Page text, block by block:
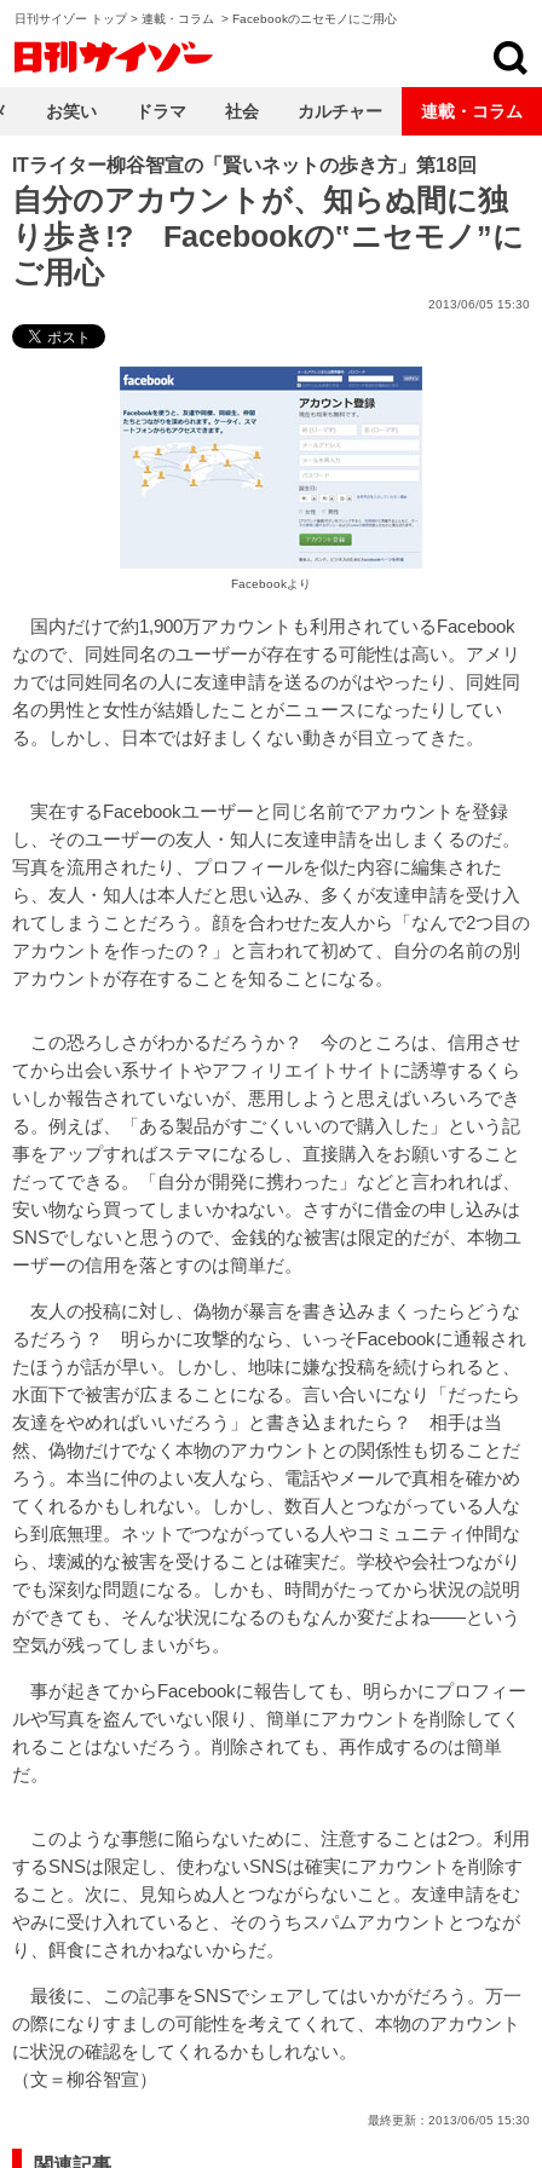
日刊サイゾー トップ> 連載・コラム > Facebookのニセモノにご用心
ITライター柳谷智宣の「賢いネットの歩き方」第18回
自分のアカウントが、知らぬ間に独
り歩き!? Facebookの‟ニセモノ”に
ご用心
2013/06/05 15:30
Facebookより
国内だけで約1,900万アカウントも利用されているFacebook
なので、同姓同名のユーザーが存在する可能性は高い。アメリ
カでは同姓同名の人に友達申請を送るのがはやったり、同姓同
名の男性と女性が結婚したことがニュースになったりしてい
る。しかし、日本では好ましくない動きが目立ってきた。
実在するFacebookユーザーと同じ名前でアカウントを登録
し、そのユーザーの友人・知人に友達申請を出しまくるのだ。
写真を流用されたり、プロフィールを似た内容に編集された
ら、友人・知人は本人だと思い込み、多くが友達申請を受け入
れてしまうことだろう。顔を合わせた友人から「なんで2つ目の
アカウントを作ったの？」と言われて初めて、自分の名前の別
アカウントが存在することを知ることになる。
この恐ろしさがわかるだろうか？ 今のところは、信用させ
てから出会い系サイトやアフィリエイトサイトに誘導するくら
いしか報告されていないが、悪用しようと思えばいろいろでき
る。例えば、「ある製品がすごくいいので購入した」という記
事をアップすればステマになるし、直接購入をお願いすること
だってできる。「自分が開発に携わった」などと言われれば、
安い物なら買ってしまいかねない。さすがに借金の申し込みは
SNSでしないと思うので、金銭的な被害は限定的だが、本物ユ
ーザーの信用を落とすのは簡単だ。
友人の投稿に対し、偽物が暴言を書き込みまくったらどうな
るだろう？ 明らかに攻撃的なら、いっそFacebookに通報され
たほうが話が早い。しかし、地味に嫌な投稿を続けられると、
水面下で被害が広まることになる。言い合いになり「だったら
友達をやめればいいだろう」と書き込まれたら？ 相手は当
然、偽物だけでなく本物のアカウントとの関係性も切ることだ
ろう。本当に仲のよい友人なら、電話やメールで真相を確かめ
てくれるかもしれない。しかし、数百人とつながっている人な
ら到底無理。ネットでつながっている人やコミュニティ仲間な
ら、壊滅的な被害を受けることは確実だ。学校や会社つながり
でも深刻な問題になる。しかも、時間がたってから状況の説明
ができても、そんな状況になるのもなんか変だよね――という
空気が残ってしまいがち。
事が起きてからFacebookに報告しても、明らかにプロフィー
ルや写真を盗んでいない限り、簡単にアカウントを削除してく
れることはないだろう。削除されても、再作成するのは簡単
だ。
このような事態に陥らないために、注意することは2つ。利用
するSNSは限定し、使わないSNSは確実にアカウントを削除す
ること。次に、見知らぬ人とつながらないこと。友達申請をむ
やみに受け入れていると、そのうちスパムアカウントとつなが
り、餌食にされかねないからだ。
最後に、この記事をSNSでシェアしてはいかがだろう。万一
の際になりすましの可能性を考えてくれて、本物のアカウント
に状況の確認をしてくれるかもしれない。
（文＝柳谷智宣）
最終更新： 2013/06/05 15:30
お笑い ドラマ 社会 カルチャー 連載・コラム